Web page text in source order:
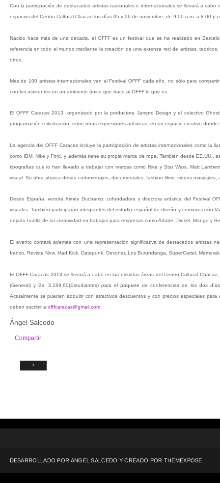
Con la participación de destacados artistas nacionales e internacionales se llevará a
espacios del Centro Cultural Chacao los días 05 y 06 de noviembre, de 9:00 a.m. a 8:00
Nacido hace más de una década, el OFFF es un festival que se ha realizado en
referencia en todo el mundo mediante la creación de una extensa red de artistas,
otros.
Más de 100 artistas internacionales van al Festival OFFF cada año, no sólo para
con los asistentes en un ambiente único que hace al OFFF lo que es.
El OFFF Caracas 2013, organizado por la productora Jampro Design y el colectivo
programación e ilustración, entre otras expresiones artísticas, en un espacio creativo
La agenda del OFFF Caracas incluye la participación de artistas internacionales como la
como IBM, Nike y Ford, y además tiene su propia marca de ropa. También desde
tipografías que lo han llevado a trabajar con marcas como Nike y Star Wars. Matt
visual. Su obra abarca desde cortometrajes, documentales, fashion films, videos
Desde España, vendrá Aimée Duchamp, cofundadora y directora artística del Festival
visuales. También participarán integrantes del estudio español de diseño y comunicación
dejado huella de su creatividad en trabajos para empresas como Adobe, Diesel, Mango y
El evento contará además con una representación significativa de destacados artistas
Iranzo, Revista Now, Mad Kick, Datapunk, Devoner, Los Burundanga, SuperCartel,
El OFFF Caracas 2013 se llevará a cabo en las distintas áreas del Centro Cultural
(General) y Bs. 3.169,60(Estudiantes) para el paquete de conferencias de los dos
Actualmente se pueden adquirir con atractivos descuentos y con precios especiales
deben escribir a:offfcaracas@gmail.com.
Ángel Salcedo
Compartir
‹
DESARROLLADO POR ANGEL SALCEDO Y CREADO POR THEMEXPOSE